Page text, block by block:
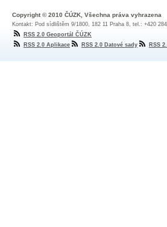
Copyright © 2010 ČÚZK, Všechna práva vyhrazena
Kontakt: Pod sídlištěm 9/1800, 182 11 Praha 8, tel.: +420
RSS 2.0 Geoportál ČÚZK
RSS 2.0 Aplikace
RSS 2.0 Datové sady RSS